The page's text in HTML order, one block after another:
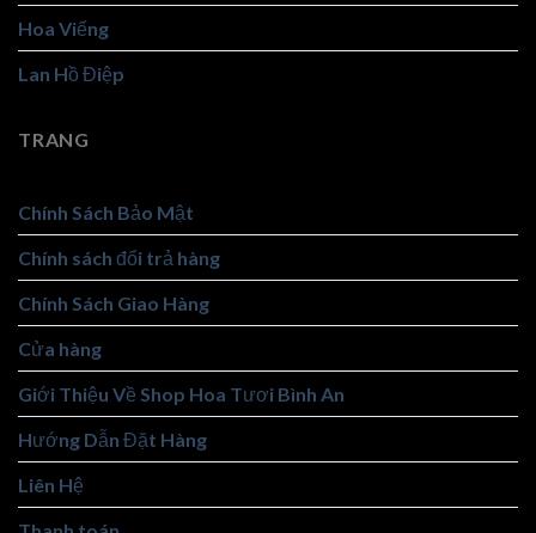
Hoa Viếng
Lan Hồ Điệp
TRANG
Chính Sách Bảo Mật
Chính sách đổi trả hàng
Chính Sách Giao Hàng
Cửa hàng
Giới Thiệu Về Shop Hoa Tươi Bình An
Hướng Dẫn Đặt Hàng
Liên Hệ